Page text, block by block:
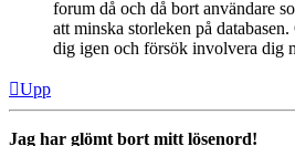
forum då och då bort användare
att minska storleken på
dig igen och försök involvera dig
Upp
Jag har glömt bort mitt lösenord!